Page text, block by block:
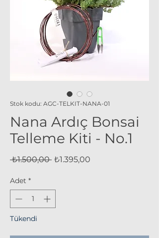
Stok kodu: AGC-TELKIT-NANA-01
Nana Ardıç Bonsai
Telleme Kiti - No.1
₺1.500,00 Normal
₺1.395,00
Adet *
Tükendi